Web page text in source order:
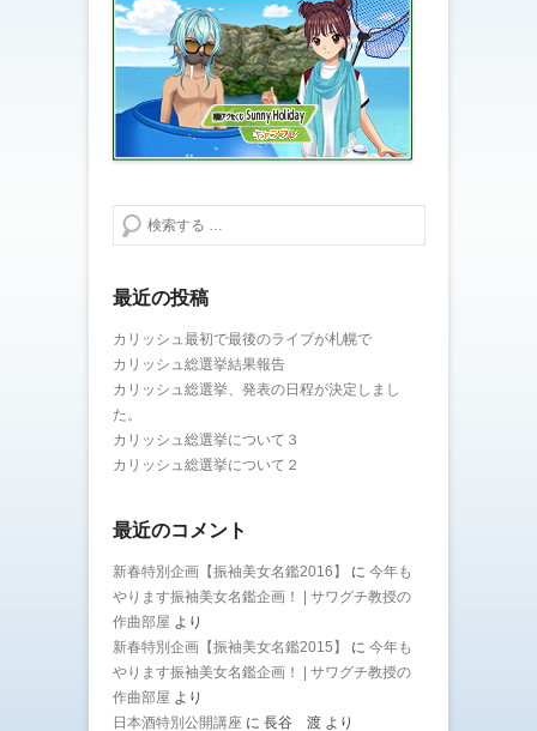
検索する
最近の投稿
カリッシュ最初で最後のライブが札幌で
カリッシュ総選挙結果報告
カリッシュ総選挙、発表の日程が決定しまし
た。
カリッシュ総選挙について３
カリッシュ総選挙について２
最近のコメント
新春特別企画【振袖美女名鑑2016】 に 今年も
やります振袖美女名鑑企画！ | サワグチ教授の
作曲部屋 より
新春特別企画【振袖美女名鑑2015】
に 今年も
やります振袖美女名鑑企画！ | サワグチ教授の
作曲部屋 より
日本酒特別公開講座 に 長谷 渡 より